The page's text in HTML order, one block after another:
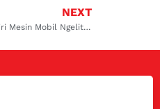
NEXT
Ciri-ciri Mesin Mobil Ngelitik, Masalah, Hingga Solusinya